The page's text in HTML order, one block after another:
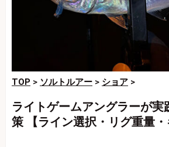
TOP > ソルトルアー > ショア >
ライトゲームアングラーが実
策 【ライン選択・リグ重量・